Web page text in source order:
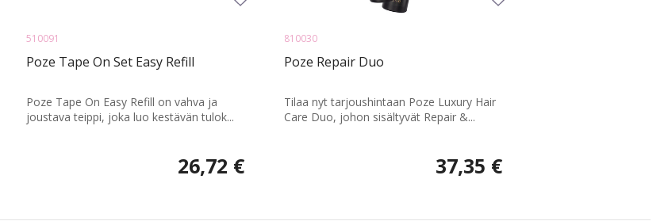
510091
Poze Tape On Set Easy Refill
Poze Tape On Easy Refill on vahva ja
joustava teippi, joka luo kestävän tulok...
26,72 €
810030
Poze Repair Duo
Tilaa nyt tarjoushintaan Poze Luxury Hair
Care Duo, johon sisältyvät Repair &...
37,35 €